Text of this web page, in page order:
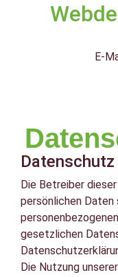
E-
Datenschutz
Die Betreiber
persönlichen Daten
gesetzlichen
Die Nutzung